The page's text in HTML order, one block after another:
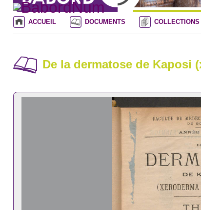
ACCUEIL DOCUMENTS COLLECTIONS
De la dermatose de Kaposi